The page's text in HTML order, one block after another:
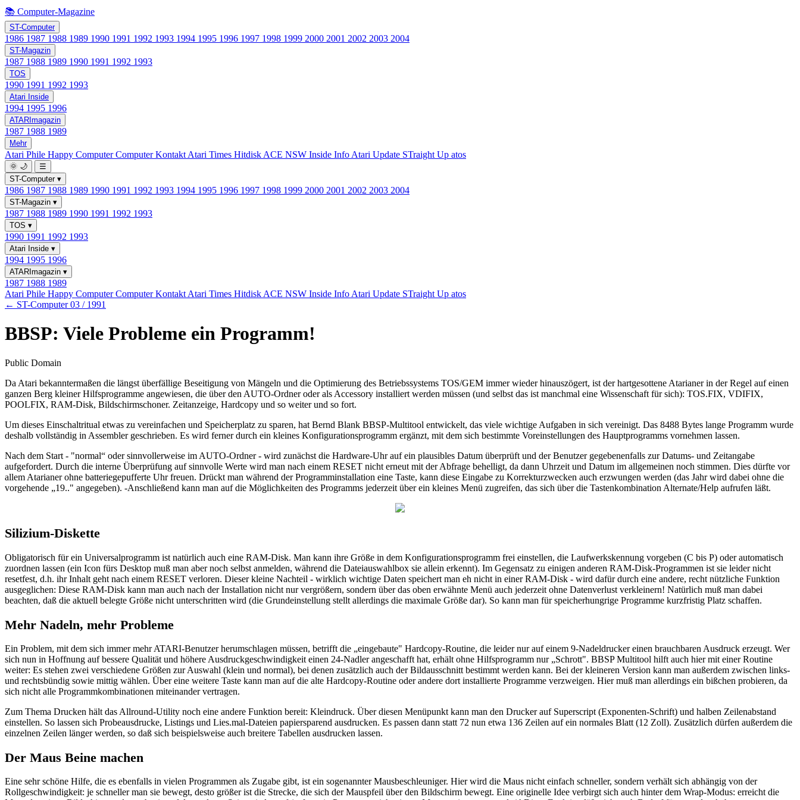
📚 Computer-Magazine
ST-Computer
1986 1987 1988 1989 1990 1991 1992 1993 1994 1995 1996 1997 1998 1999 2000 2001 2002 2003 2004
ST-Magazin
1987 1988 1989 1990 1991 1992 1993
TOS
1990 1991 1992 1993
Atari Inside
1994 1995 1996
ATARImagazin
1987 1988 1989
Mehr
Atari Phile Happy ComputerComputer Kontakt Atari Times Hitdisk ACE NSW Inside Info Atari Update STraight Up atos
🌞 🌙
☰
ST-Computer ▾
1986 1987 1988 1989 1990 1991 1992 1993 1994 1995 1996 1997 1998 1999 2000 2001 2002 2003 2004
ST-Magazin ▾
1987 1988 1989 1990 1991 1992 1993
TOS ▾
1990 1991 1992 1993
Atari Inside ▾
1994 1995 1996
ATARImagazin ▾
1987 1988 1989
Atari Phile Happy ComputerComputer Kontakt Atari Times Hitdisk ACE NSW Inside Info Atari Update STraight Up atos
← ST-Computer 03 / 1991
BBSP: Viele Probleme ein Programm!
Public Domain
Da Atari bekanntermaßen die längst überfällige Beseitigung von Mängeln und die Optimierung des Betriebssystems TOS/GEM immer wieder hinauszögert, ist der hartgesottene Atarianer in der Regel auf einen
ganzen Berg kleiner Hilfsprogramme angewiesen, die über den AUTO-Ordner oder als Accessory installiert werden müssen (und selbst das ist manchmal eine Wissenschaft für sich): TOS.FIX, VDIFIX,
POOLFIX, RAM-Disk, Bildschirmschoner. Zeitanzeige, Hardcopy und so weiter und so fort.
Um dieses Einschaltritual etwas zu vereinfachen und Speicherplatz zu sparen, hat Bernd Blank BBSP-Multitool entwickelt, das viele wichtige Aufgaben in sich vereinigt. Das 8488 Bytes lange Programm wurde
deshalb vollständig in Assembler geschrieben. Es wird ferner durch ein kleines Konfigurationsprogramm ergänzt, mit dem sich bestimmte Voreinstellungen des Hauptprogramms vornehmen lassen.
Nach dem Start - "normal“ oder sinnvollerweise im AUTO-Ordner - wird zunächst die Hardware-Uhr auf ein plausibles Datum überprüft und der Benutzer gegebenenfalls zur Datums- und Zeitangabe
aufgefordert. Durch die interne Überprüfung auf sinnvolle Werte wird man nach einem RESET nicht erneut mit der Abfrage behelligt, da dann Uhrzeit und Datum im allgemeinen noch stimmen. Dies dürfte vor
allem Atarianer ohne batteriegepufferte Uhr freuen. Drückt man während der Programminstallation eine Taste, kann diese Eingabe zu Korrekturzwecken auch erzwungen werden (das Jahr wird dabei ohne die
vorgehende „19.." angegeben). -Anschließend kann man auf die Möglichkeiten des Programms jederzeit über ein kleines Menü zugreifen, das sich über die Tastenkombination Alternate/Help aufrufen läßt.
Silizium-Diskette
Obligatorisch für ein Universalprogramm ist natürlich auch eine RAM-Disk. Man kann ihre Größe in dem Konfigurationsprogramm frei einstellen, die Laufwerkskennung vorgeben (C bis P) oder automatisch
zuordnen lassen (ein Icon fürs Desktop muß man aber noch selbst anmelden, während die Dateiauswahlbox sie allein erkennt). Im Gegensatz zu einigen anderen RAM-Disk-Programmen ist sie leider nicht
resetfest, d.h. ihr Inhalt geht nach einem RESET verloren. Dieser kleine Nachteil - wirklich wichtige Daten speichert man eh nicht in einer RAM-Disk - wird dafür durch eine andere, recht nützliche Funktion
ausgeglichen: Diese RAM-Disk kann man auch nach der Installation nicht nur vergrößern, sondern über das oben erwähnte Menü auch jederzeit ohne Datenverlust verkleinern! Natürlich muß man dabei
beachten, daß die aktuell belegte Größe nicht unterschritten wird (die Grundeinstellung stellt allerdings die maximale Größe dar). So kann man für speicherhungrige Programme kurzfristig Platz schaffen.
Mehr Nadeln, mehr Probleme
Ein Problem, mit dem sich immer mehr ATARI-Benutzer herumschlagen müssen, betrifft die „eingebaute" Hardcopy-Routine, die leider nur auf einem 9-Nadeldrucker einen brauchbaren Ausdruck erzeugt. Wer
sich nun in Hoffnung auf bessere Qualität und höhere Ausdruckgeschwindigkeit einen 24-Nadler angeschafft hat, erhält ohne Hilfsprogramm nur „Schrott". BBSP Multitool hilft auch hier mit einer Routine
weiter: Es stehen zwei verschiedene Größen zur Auswahl (klein und normal), bei denen zusätzlich auch der Bildausschnitt bestimmt werden kann. Bei der kleineren Version kann man außerdem zwischen links-
und rechtsbündig sowie mittig wählen. Über eine weitere Taste kann man auf die alte Hardcopy-Routine oder andere dort installierte Programme verzweigen. Hier muß man allerdings ein bißchen probieren, da
sich nicht alle Programmkombinationen miteinander vertragen.
Zum Thema Drucken hält das Allround-Utility noch eine andere Funktion bereit: Kleindruck. Über diesen Menüpunkt kann man den Drucker auf Superscript (Exponenten-Schrift) und halben Zeilenabstand
einstellen. So lassen sich Probeausdrucke, Listings und Lies.mal-Dateien papiersparend ausdrucken. Es passen dann statt 72 nun etwa 136 Zeilen auf ein normales Blatt (12 Zoll). Zusätzlich dürfen außerdem die
einzelnen Zeilen länger werden, so daß sich beispielsweise auch breitere Tabellen ausdrucken lassen.
Der Maus Beine machen
Eine sehr schöne Hilfe, die es ebenfalls in vielen Programmen als Zugabe gibt, ist ein sogenannter Mausbeschleuniger. Hier wird die Maus nicht einfach schneller, sondern verhält sich abhängig von der
Rollgeschwindigkeit: je schneller man sie bewegt, desto größer ist die Strecke, die sich der Mauspfeil über den Bildschirm bewegt. Eine originelle Idee verbirgt sich auch hinter dem Wrap-Modus: erreicht die